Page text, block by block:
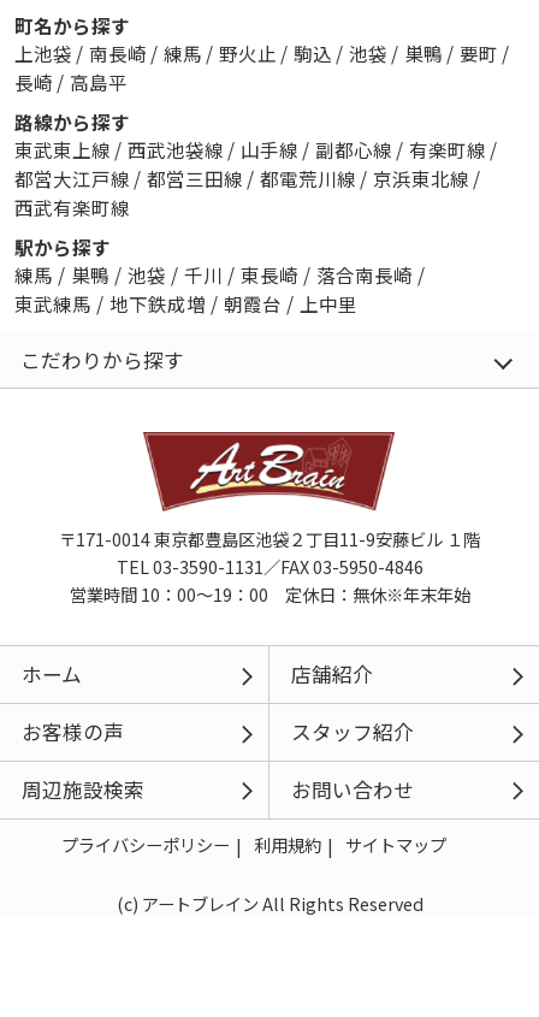
町名から探す
上池袋 / 南長崎 / 練馬 / 野火止 / 駒込 / 池袋 / 巣鴨 / 要町 /
長崎 / 高島平
路線から探す
東武東上線 / 西武池袋線 / 山手線 / 副都心線 / 有楽町線 /
都営大江戸線 / 都営三田線 / 都電荒川線 / 京浜東北線 /
西武有楽町線
駅から探す
練馬 / 巣鴨 / 池袋 / 千川 / 東長崎 / 落合南長崎 /
東武練馬 / 地下鉄成増 / 朝霞台 / 上中里
こだわりから探す
〒171-0014 東京都豊島区池袋２丁目11-9安藤ビル １階
TEL 03-3590-1131／FAX 03-5950-4846
営業時間 10：00～19：00 定休日：無休※年末年始
ホーム
店舗紹介
お客様の声
スタッフ紹介
周辺施設検索
お問い合わせ
プライバシーポリシー 利用規約 サイトマップ
(c) アートブレイン All Rights Reserved